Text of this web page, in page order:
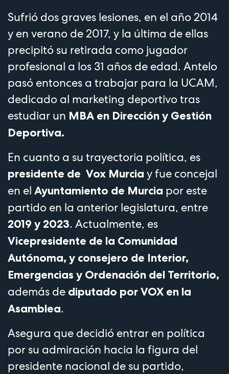
Sufrió dos graves lesiones, en el año 2014
y en verano de 2017, y la última de ellas
precipitó su retirada como jugador
profesional a los 31 años de edad. Antelo
pasó entonces a trabajar para la UCAM​,
dedicado al marketing deportivo tras
estudiar un MBA en Dirección y Gestión
Deportiva.
En cuanto a su trayectoria política, es
presidente de Vox Murcia y fue concejal
en el Ayuntamiento de Murcia por este
partido en la anterior legislatura, entre
2019 y 2023. Actualmente, es
Vicepresidente de la Comunidad
Autónoma, y consejero de Interior,
Emergencias y Ordenación del Territorio,
además de diputado por VOX en la
Asamblea.
Asegura que decidió entrar en política
por su admiración hacia la figura del
presidente nacional de su partido,